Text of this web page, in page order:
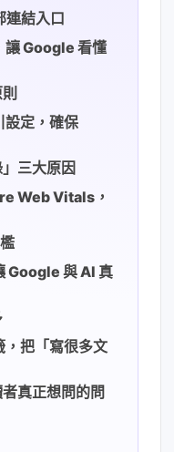
連結入口
讓 Google 看懂
設定，確保
三大原因
Web Vitals，
Google 與 AI 真
，把「寫很多文
真正想問的問